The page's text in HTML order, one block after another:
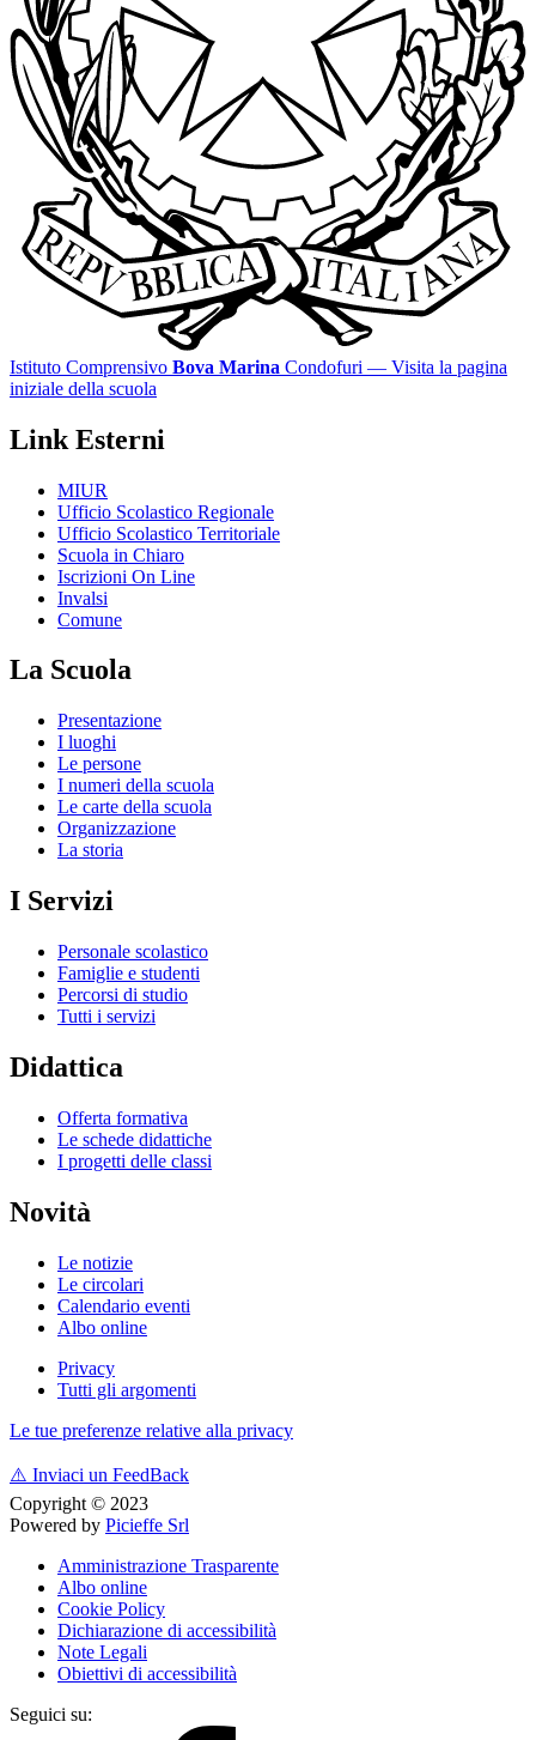
Istituto Comprensivo Bova Marina Condofuri — Visita la pagina
iniziale della scuola
Link Esterni
MIUR
Ufficio Scolastico Regionale
Ufficio Scolastico Territoriale
Scuola in Chiaro
Iscrizioni On Line
Invalsi
Comune
La Scuola
Presentazione
I luoghi
Le persone
I numeri della scuola
Le carte della scuola
Organizzazione
La storia
I Servizi
Personale scolastico
Famiglie e studenti
Percorsi di studio
Tutti i servizi
Didattica
Offerta formativa
Le schede didattiche
I progetti delle classi
Novità
Le notizie
Le circolari
Calendario eventi
Albo online
Privacy
Tutti gli argomenti
Le tue preferenze relative alla privacy
⚠️ Inviaci un FeedBack
Copyright © 2023
Powered by Picieffe Srl
Amministrazione Trasparente
Albo online
Cookie Policy
Dichiarazione di accessibilità
Note Legali
Obiettivi di accessibilità
Seguici su: